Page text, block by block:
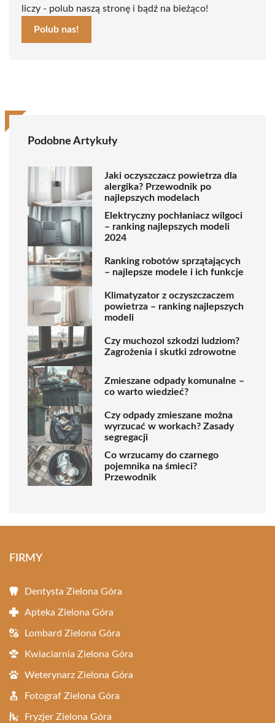
liczy - polub naszą stronę i bądź na bieżąco!
Polub nas!
Podobne Artykuły
Jaki oczyszczacz powietrza dla
alergika? Przewodnik po
najlepszych modelach
Elektryczny pochłaniacz wilgoci
– ranking najlepszych modeli
2024
Ranking robotów sprzątających
– najlepsze modele i ich funkcje
Klimatyzator z oczyszczaczem
powietrza – ranking najlepszych
modeli
Czy muchozol szkodzi ludziom?
Zagrożenia i skutki zdrowotne
Zmieszane odpady komunalne –
co warto wiedzieć?
Czy odpady zmieszane można
wyrzucać w workach? Zasady
segregacji
Co wrzucamy do czarnego
pojemnika na śmieci?
Przewodnik
FIRMY
Dentysta Zielona Góra
Apteka Zielona Góra
Lombard Zielona Góra
Kwiaciarnia Zielona Góra
Weterynarz Zielona Góra
Fotograf Zielona Góra
Fryzjer Zielona Góra